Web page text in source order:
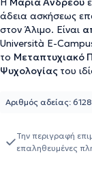
άδεια ασκήσεως
στον Άλιμο. Είναι
Università E-
το Μεταπτυχιακό
Ψυχολογίας του
εξαρτήσεις, τη
και
αυτό ενισχύεται
Αριθμός αδείας:
Την περιγραφή
επαληθευμένες